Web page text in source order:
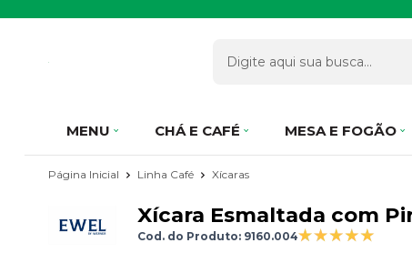
MENU CHÁ E CAFÉ MESA E FOGÃO
Página Inicial Linha Café Xícaras
Xícara Esmaltada com
Cod. do Produto: 9160.004